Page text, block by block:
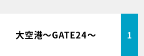
大空港～GATE24～ 1